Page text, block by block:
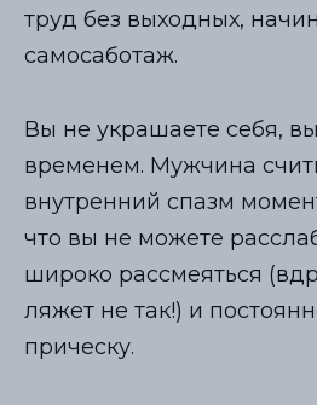
труд без выходных,
самосаботаж.
Вы не украшаете себя,
временем. Мужчина
внутренний спазм
что вы не можете
широко рассмеяться
ляжет не так!) и
прическу.